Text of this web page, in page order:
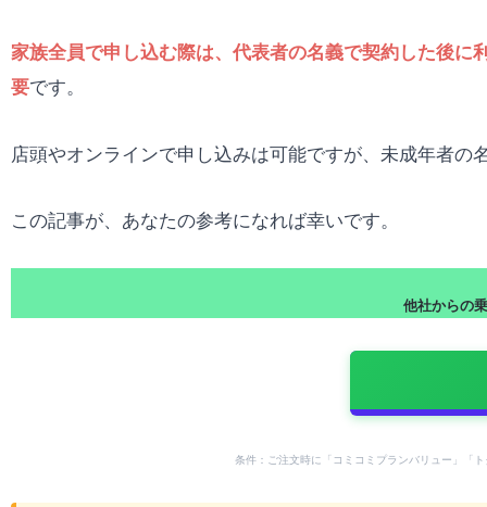
家族全員で申し込む際は、代表者の名義で契約した後
要です。
店頭やオンラインで申し込みは可能ですが、未成年者
この記事が、あなたの参考になれば幸いです。
他社からの
条件：ご注文時に「コミコミプランバリュー」「